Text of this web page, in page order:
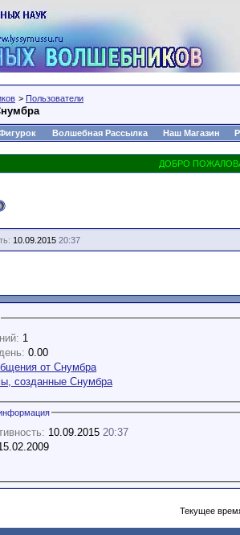
> Пользователи
Волшебная Рассылка Наш Магазин
10.09.2015 20:37
1
0.00
от Снумбра
созданные Снумбра
10.09.2015 20:37
Текущее